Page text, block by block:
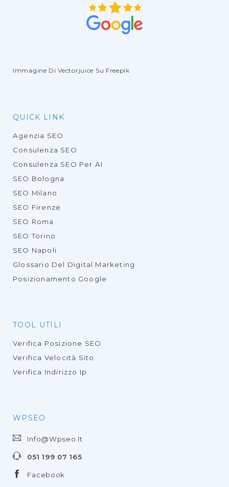
Immagine Di Vectorjuice Su Freepik
QUICK LINK
Agenzia SEO
Consulenza SEO
Consulenza SEO Per AI
SEO Bologna
SEO Milano
SEO Firenze
SEO Roma
SEO Torino
SEO Napoli
Glossario Del Digital Marketing
Posizionamento Google
TOOL UTILI
Verifica Posizione SEO
Verifica Velocità Sito
Verifica Indirizzo Ip
WPSEO
Info@wpseo.it
051 199 07 165
Facebook